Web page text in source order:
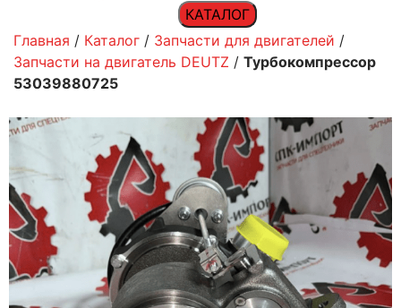
КАТАЛОГ
Главная / Каталог / Запчасти для двигателей /
Запчасти на двигатель DEUTZ / Турбокомпрессор
53039880725